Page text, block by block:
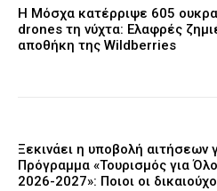
Η Μόσχα κατέρριψε 605
drones τη νύχτα: Ελαφρές
αποθήκη της Wildberries
Ξεκινάει η υποβολή αιτήσεων
Πρόγραμμα «Τουρισμός για
2026-2027»: Ποιοι οι